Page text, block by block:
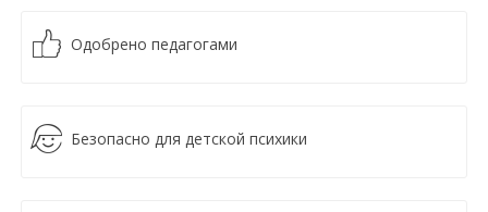
Одобрено педагогами
Безопасно для детской психики